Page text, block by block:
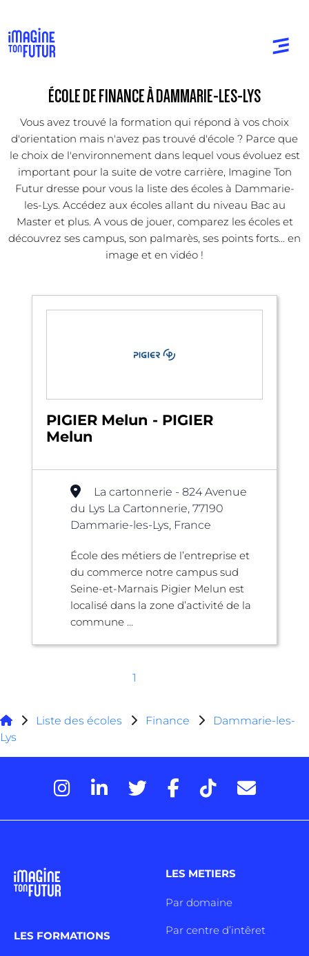
ÉCOLE DE FINANCE À DAMMARIE-LES-LYS
Vous avez trouvé la formation qui répond à vos choix
d'orientation mais n'avez pas trouvé d'école ? Parce que
le choix de l'environnement dans lequel vous évoluez est
important pour la suite de votre carrière, Imagine Ton
Futur dresse pour vous la liste des écoles à Dammarie-
les-Lys. Accédez aux écoles allant du niveau Bac au
Master et plus. A vous de jouer, comparez les écoles et
découvrez ses campus, son palmarès, ses points forts... en
image et en vidéo !
PIGIER Melun - PIGIER
Melun
La cartonnerie - 824 Avenue
du Lys La Cartonnerie, 77190
Dammarie-les-Lys, France
École des métiers de l’entreprise et
du commerce notre campus sud
Seine-et-Marnais Pigier Melun est
localisé dans la zone d’activité de la
commune ...
1
Liste des écoles Finance
Dammarie-les-
Lys
LES FORMATIONS
LES METIERS
Par domaine
Par centre d’intêret